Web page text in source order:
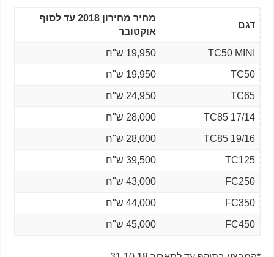
דגם
מחיר מחירון 2018 עד לסוף
אוקטובר
TC50 MINI 19,950 ש"ח
TC50 19,950 ש"ח
TC65 24,950 ש"ח
TC85 17/14 28,000 ש"ח
TC85 19/16 28,000 ש"ח
TC125 39,500 ש"ח
FC250 43,000 ש"ח
FC350 44,000 ש"ח
FC450 45,000 ש"ח